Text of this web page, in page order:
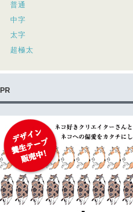
普通
中字
太字
超極太
PR